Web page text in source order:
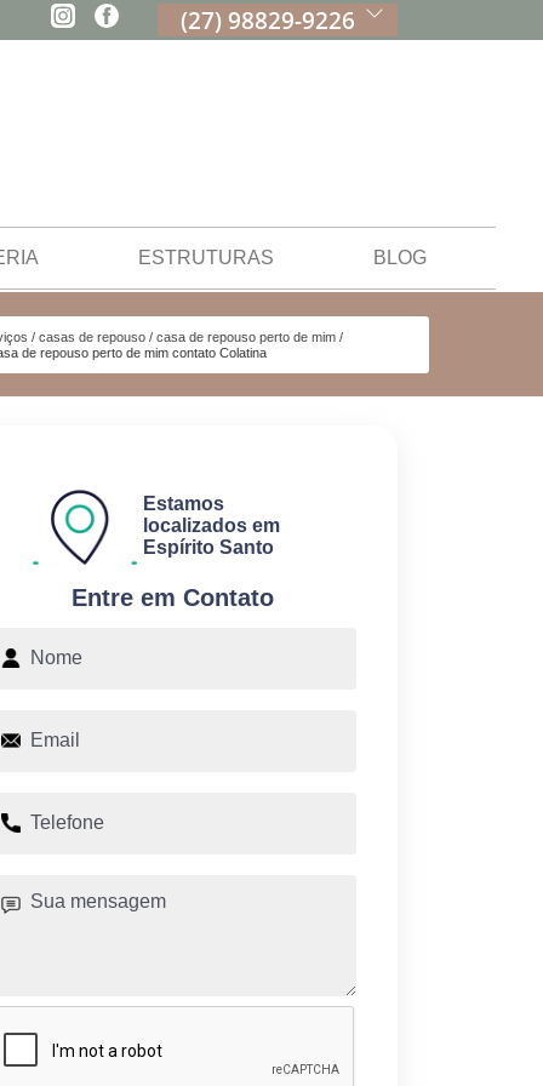
(27) 98829-9226
ESTRUTURAS BLOG
casas de repouso
casa de repouso perto de mim
de repouso perto de mim contato Colatina
Entre em Contato
Estamos
localizados em
Espírito Santo